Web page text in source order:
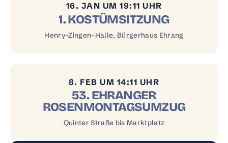
16. JAN UM 19:11 UHR
1. KOSTÜMSITZUNG
Henry-Zingen-Halle, Bürgerhaus Ehrang
8. FEB UM 14:11 UHR
53. EHRANGER
ROSENMONTAGSUMZUG
Quinter Straße bis Marktplatz